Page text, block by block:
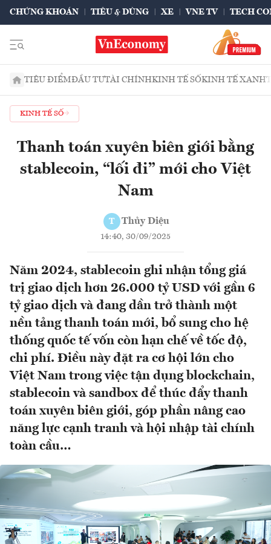
CHỨNG KHOÁN TIÊU & DÙNG XE VNE TV TECH
TIÊU ĐIỂMĐẦU TƯTÀI CHÍNHKINH TẾ SỐKINH TẾ XANH
KINH TẾ SỐ
Thanh toán xuyên biên giới bằng
stablecoin, “lối đi” mới cho Việt
Nam
T Thủy Diệu
14:40, 30/09/2025
Năm 2024, stablecoin ghi nhận tổng giá
trị giao dịch hơn 26.000 tỷ USD với gần 6
tỷ giao dịch và đang dần trở thành một
nền tảng thanh toán mới, bổ sung cho hệ
thống quốc tế vốn còn hạn chế về tốc độ,
chi phí. Điều này đặt ra cơ hội lớn cho
Việt Nam trong việc tận dụng blockchain,
stablecoin và sandbox để thúc đẩy thanh
toán xuyên biên giới, góp phần nâng cao
năng lực cạnh tranh và hội nhập tài chính
toàn cầu…